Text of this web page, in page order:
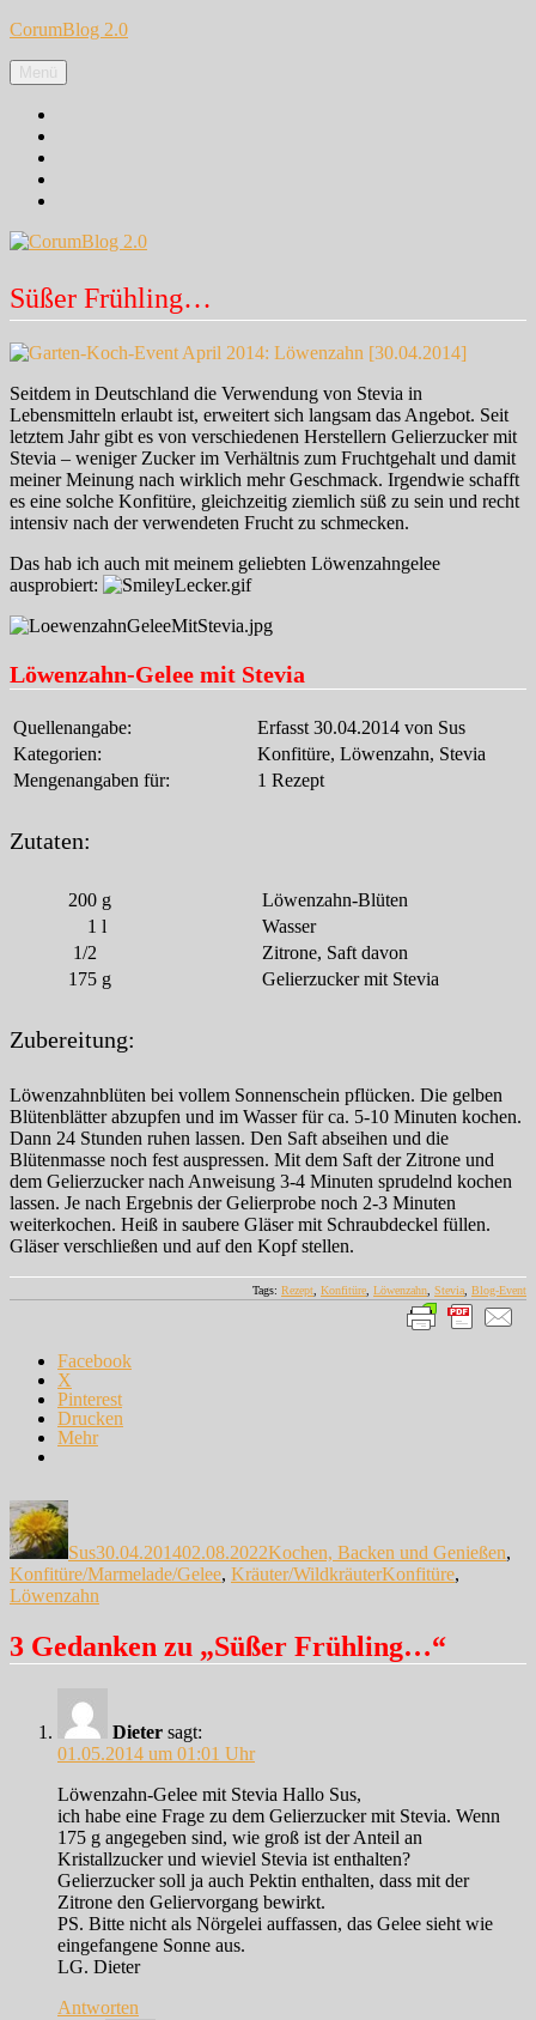
Zum
springen
CorumBlog 2.0
Menü
Süßer Frühling…
Seitdem in Deutschland die Verwendung von Stevia in
Lebensmitteln erlaubt ist, erweitert sich langsam das Angebot. Seit
letztem Jahr gibt es von verschiedenen Herstellern Gelierzucker mit
Stevia – weniger Zucker im Verhältnis zum Fruchtgehalt und damit
meiner Meinung nach wirklich mehr Geschmack. Irgendwie schafft
es eine solche Konfitüre, gleichzeitig ziemlich süß zu sein und recht
intensiv nach der verwendeten Frucht zu schmecken.
Das hab ich auch mit meinem geliebten Löwenzahngelee
ausprobiert:
Löwenzahn-Gelee mit Stevia
Quellenangabe:
Erfasst 30.04.2014 von Sus
Kategorien:
Konfitüre, Löwenzahn, Stevia
Mengenangaben für:
1 Rezept
Zutaten:
200 g
Löwenzahn-Blüten
1 l
Wasser
1/2
Zitrone, Saft davon
175 g Gelierzucker mit Stevia
Zubereitung:
Löwenzahnblüten bei vollem Sonnenschein pflücken. Die gelben
Blütenblätter abzupfen und im Wasser für ca. 5-10 Minuten kochen.
Dann 24 Stunden ruhen lassen. Den Saft abseihen und die
Blütenmasse noch fest auspressen. Mit dem Saft der Zitrone und
dem Gelierzucker nach Anweisung 3-4 Minuten sprudelnd kochen
lassen. Je nach Ergebnis der Gelierprobe noch 2-3 Minuten
weiterkochen. Heiß in saubere Gläser mit Schraubdeckel füllen.
Gläser verschließen und auf den Kopf stellen.
Tags: Rezept, Konfitüre, Löwenzahn, Stevia, Blog-Event
Facebook
X
Pinterest
Drucken
Mehr
Autor
Sus30.04.201402.08.2022Kochen, Backen und Genießen,
Konfitüre/Marmelade/Gelee, Kräuter/WildkräuterSchlagwörter
Konfitüre,
Löwenzahn
3 Gedanken zu „Süßer Frühling…“
Dieter sagt:
01.05.2014 um 01:01 Uhr
Löwenzahn-Gelee mit Stevia Hallo Sus,
ich habe eine Frage zu dem Gelierzucker mit Stevia. Wenn
175 g angegeben sind, wie groß ist der Anteil an
Kristallzucker und wieviel Stevia ist enthalten?
Gelierzucker soll ja auch Pektin enthalten, dass mit der
Zitrone den Geliervorgang bewirkt.
PS. Bitte nicht als Nörgelei auffassen, das Gelee sieht wie
eingefangene Sonne aus.
LG. Dieter
Antworten